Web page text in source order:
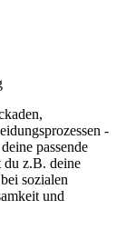
-
passende
du z.B. deine
sozialen
und